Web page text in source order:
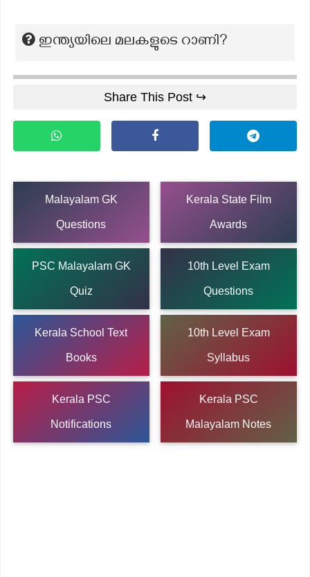
ഇന്ത്യയിലെ മലകളുടെ റാണി?
Share This Post ↪
Malayalam GK
Questions
Kerala State Film
Awards
PSC Malayalam GK
Quiz
10th Level Exam
Questions
Kerala School Text
Books
10th Level Exam
Syllabus
Kerala PSC
Notifications
Kerala PSC
Malayalam Notes